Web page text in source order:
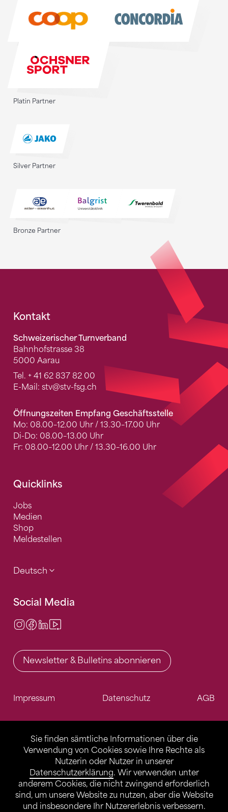
Sie finden sämtliche Informationen über die
Verwendung von Cookies sowie Ihre Rechte als
Nutzerin oder Nutzer in unserer
Datenschutzerklärung. Wir verwenden unter
anderem Cookies, die nicht zwingend erforderlich
sind, um unsere Website zu nutzen, aber die Website
und insbesondere Ihr Nutzererlebnis verbessern.
Platin Partner
Silver Partner
Bronze Partner
Fusszeile
Kontakt
Schweizerischer Turnverband
Bahnhofstrasse 38
5000 Aarau
Tel. + 41 62 837 82 00
E-Mail: stv@stv-fsg.ch
Öffnungszeiten Empfang Geschäftsstelle
Mo: 08.00–12.00 Uhr / 13.30–17.00 Uhr
Di-Do: 08.00–13.00 Uhr
Fr: 08.00–12.00 Uhr / 13.30–16.00 Uhr
Quicklinks
Jobs
Medien
Shop
Meldestellen
Deutsch
Social Media
Instagram
Facebook
LinkedIn
Newsletter & Bulletins abonnieren
Impressum Datenschutz AGB